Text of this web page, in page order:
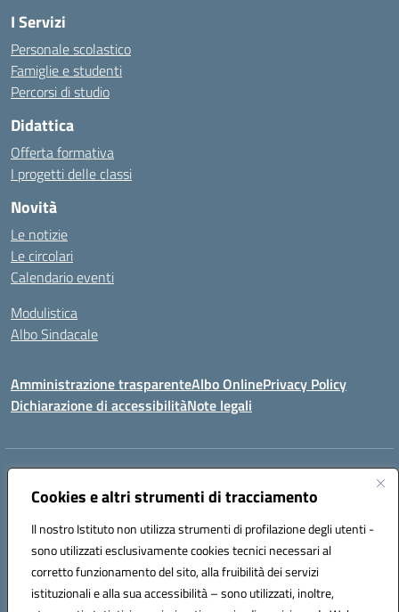
Cookies e altri strumenti di tracciamento
Il nostro Istituto non utilizza strumenti di profilazione degli utenti -
sono utilizzati esclusivamente cookies tecnici necessari al
corretto funzionamento del sito, alla fruibilità dei servizi
istituzionali e alla sua accessibilità – sono utilizzati, inoltre,
I Servizi
Personale scolastico
Famiglie e studenti
Percorsi di studio
Didattica
Offerta formativa
I progetti delle classi
Novità
Le notizie
Le circolari
Calendario eventi
Modulistica
Albo Sindacale
Amministrazione trasparenteAlbo OnlinePrivacy Policy
Dichiarazione di accessibilitàNote legali
Indirizzo:
Centralino:0994722507 Email:TAIC873006@istruzione.it
Codice fiscale: 90279480736
Codice meccanografico:
TAIC873006
Codice unico di fatturazione (CUF): 488XBQ